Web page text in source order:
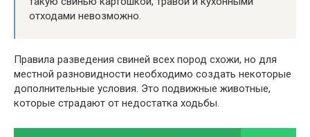
отходами невозможно.
Правила разведения свиней всех пород схожи, но для
местной разновидности необходимо создать некоторые
дополнительные условия. Это подвижные животные,
которые страдают от недостатка ходьбы.